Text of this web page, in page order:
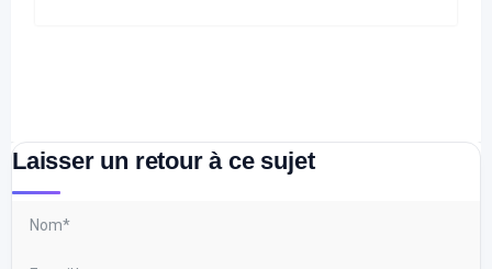
Laisser un retour à ce sujet